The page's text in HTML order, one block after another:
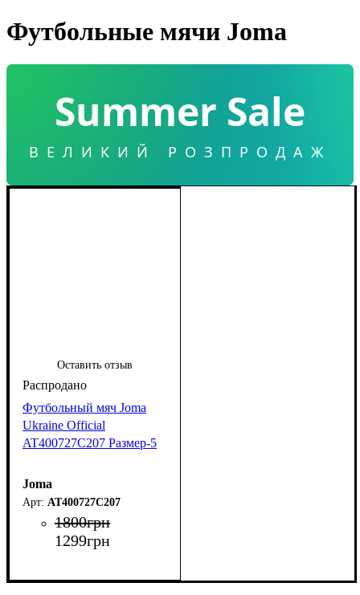
Футбольные мячи Joma
Summer Sale
ВЕЛИКИЙ РОЗПРОДАЖ
Оставить отзыв
Футбольный мяч Joma
Ukraine Official
AT400727C207 Размер-5
Joma
AT400727C207
1800грн
1299грн